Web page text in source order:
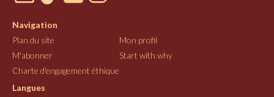
Navigation
Plan du site
Mon profil
M'abonner
Start with why
Charte d'engagement éthique
Langues